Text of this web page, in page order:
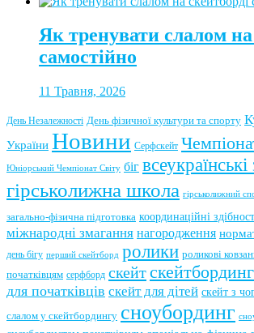
Як тренувати слалом на
самостійно
11 Травня, 2026
День Незалежності День фізичної культури та спорту
України Новини Серфскейт
Юніорський Чемпіонат Світу біг
гірськолижна школа гірськолижний
загально-фізична підготовка координаційні
міжнародні змагання нагородження
день бігу перший скейтборд ролики роликові
початківцям серфборд скейтскейтбординг
для початківців скейт для дітей скейт з
слалом у скейтбордингу сноубординг